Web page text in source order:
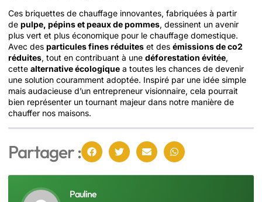
Ces briquettes de chauffage innovantes, fabriquées à partir
de pulpe, pépins et peaux de pommes, dessinent un avenir
plus vert et plus économique pour le chauffage domestique.
Avec des particules fines réduites et des émissions de co2
réduites, tout en contribuant à une déforestation évitée,
cette alternative écologique a toutes les chances de devenir
une solution couramment adoptée. Inspiré par une idée simple
mais audacieuse d’un entrepreneur visionnaire, cela pourrait
bien représenter un tournant majeur dans notre manière de
chauffer nos maisons.
Partager :
Pauline